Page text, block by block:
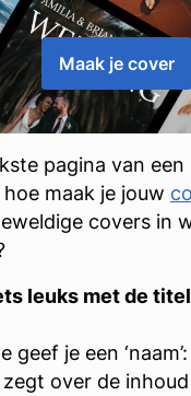
Maak je cover
pagina van een
maak je jouw
covers in
leuks met de
geef je een
over de